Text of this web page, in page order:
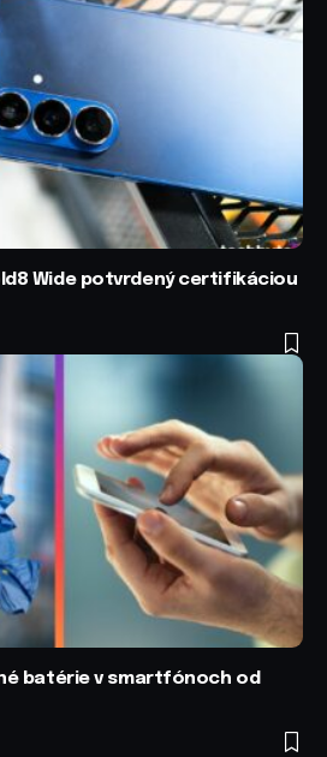
Wide potvrdený certifikáciou
batérie v smartfónoch od